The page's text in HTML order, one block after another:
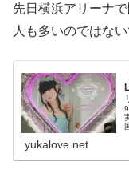
先日横浜アリーナ
人も多いのではな
yukalove.net